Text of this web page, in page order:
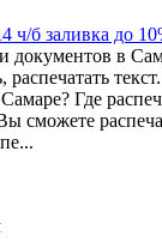
ч/б заливка до
и документов в
Самаре? Где
сможете